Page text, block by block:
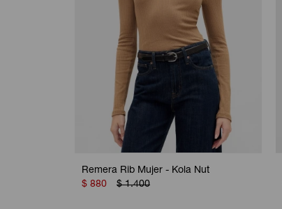
Remera Rib Mujer - Kola Nut
$ 880 $ 1.400